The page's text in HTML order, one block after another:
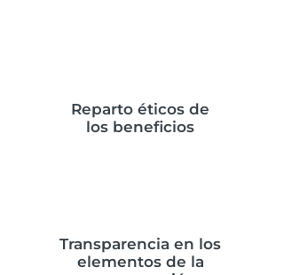
Reparto éticos de
los beneficios
Transparencia en los
elementos de la